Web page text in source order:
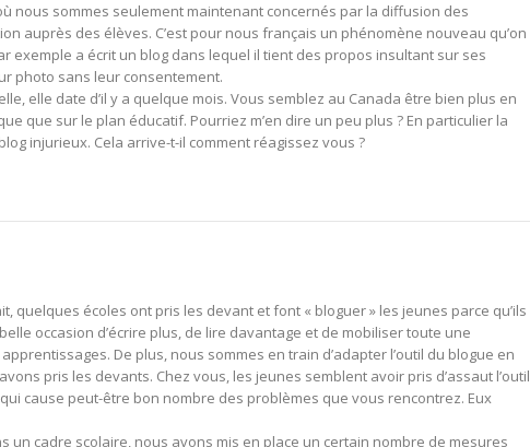
nous sommes seulement maintenant concernés par la diffusion des
auprès des élèves. C’est pour nous français un phénomène nouveau qu’on
exemple a écrit un blog dans lequel il tient des propos insultant sur ses
photo sans leur consentement.
elle date d’il y a quelque mois. Vous semblez au Canada être bien plus en
que sur le plan éducatif. Pourriez m’en dire un peu plus ? En particulier la
injurieux. Cela arrive-t-il comment réagissez vous ?
quelques écoles ont pris les devant et font « bloguer » les jeunes parce qu’ils
occasion d’écrire plus, de lire davantage et de mobiliser toute une
De plus, nous sommes en train d’adapter l’outil du blogue en
pris les devants. Chez vous, les jeunes semblent avoir pris d’assaut l’outil
cause peut-être bon nombre des problèmes que vous rencontrez. Eux
un cadre scolaire, nous avons mis en place un certain nombre de mesures